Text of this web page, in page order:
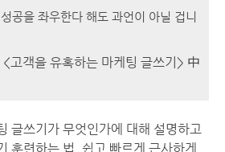
공을 좌우한다 해도 과언이 아닐 겁니
<고객을 유혹하는 마케팅 글쓰기> 中
글쓰기가 무엇인가에 대해 설명하고
훈련하는 법, 쉽고 빠르게 근사하게